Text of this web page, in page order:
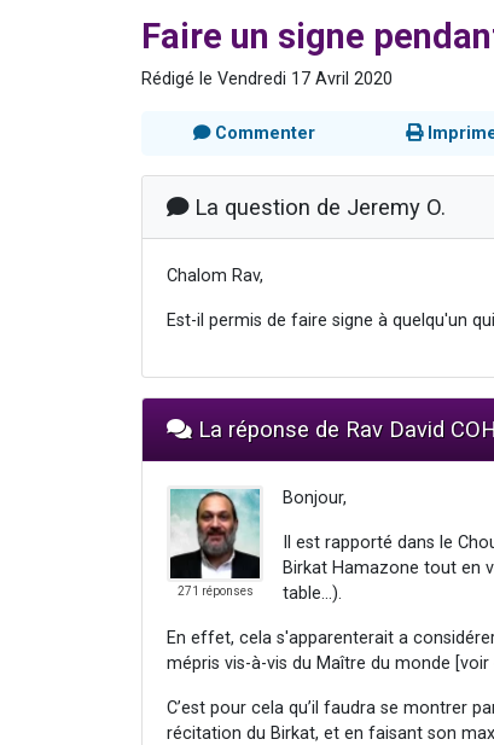
Faire un signe
Rédigé le Vendredi 17 Avril 2020
Commenter
La question de Jeremy O.
Chalom Rav,
Est-il permis de faire signe à quelqu'un
La réponse de Rav David
271 réponses
Bonjour,
Il est rapporté dans le
Birkat Hamazone tout en
table...).
En effet, cela s'apparenterait a
mépris vis-à-vis du Maître du monde
C’est pour cela qu’il faudra se montrer
récitation du Birkat, et en faisant son